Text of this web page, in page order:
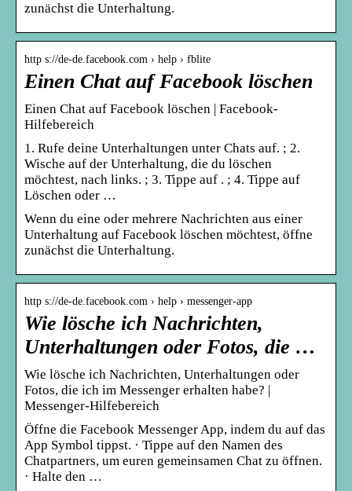
zunächst die Unterhaltung.
http s://de-de.facebook.com › help › fblite
Einen Chat auf Facebook löschen
Einen Chat auf Facebook löschen | Facebook-
Hilfebereich
1. Rufe deine Unterhaltungen unter Chats auf. ; 2.
Wische auf der Unterhaltung, die du löschen
möchtest, nach links. ; 3. Tippe auf . ; 4. Tippe auf
Löschen oder …
Wenn du eine oder mehrere Nachrichten aus einer
Unterhaltung auf Facebook löschen möchtest, öffne
zunächst die Unterhaltung.
http s://de-de.facebook.com › help › messenger-app
Wie lösche ich Nachrichten,
Unterhaltungen oder Fotos, die …
Wie lösche ich Nachrichten, Unterhaltungen oder
Fotos, die ich im Messenger erhalten habe? |
Messenger-Hilfebereich
Öffne die Facebook Messenger App, indem du auf das
App Symbol tippst. · Tippe auf den Namen des
Chatpartners, um euren gemeinsamen Chat zu öffnen.
· Halte den …